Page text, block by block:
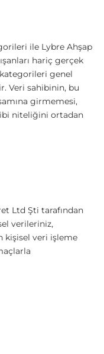
ile Lybre Ahşap
hariç gerçek
genel
Veri sahibinin, bu
girmemesi,
niteliğini ortadan
Ltd Şti tarafından
verileriniz,
kişisel veri işleme